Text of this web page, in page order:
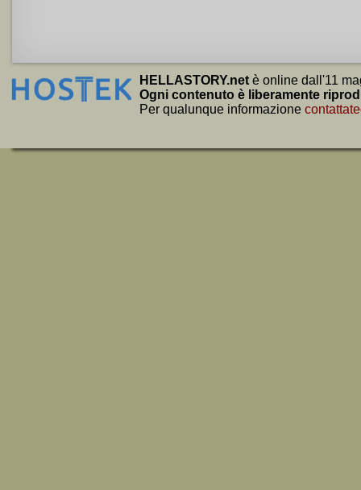
HELLASTORY.net è online dall'11
Ogni contenuto è liberamente
Per qualunque informazione